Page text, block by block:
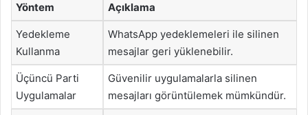
Yöntem Açıklama
Yedekleme
Kullanma
WhatsApp yedeklemeleri ile silinen
mesajlar geri yüklenebilir.
Üçüncü Parti
Uygulamalar
Güvenilir uygulamalarla silinen
mesajları görüntülemek mümkündür.